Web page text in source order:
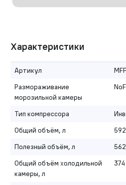
Характеристики
Артикул
Размораживание
морозильной камеры
Тип компрессора
Общий объём, л
592
Полезный объём, л
562
Общий объём холодильной
камеры, л
374